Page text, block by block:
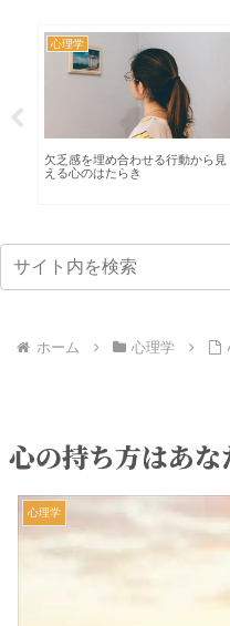
心理学
欠乏感を埋め合わせる行動から見
える心のはたらき
ホーム 心理学
心の持ち方はあな
心理学